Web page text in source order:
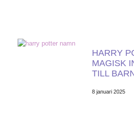
HARRY
MAGISK
TILL
8 januari 2025